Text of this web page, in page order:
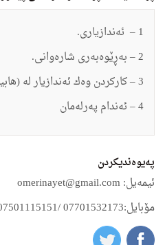
1 – ئه‌ندازیارى.
2 – به‌ڕێوه‌به‌رى شاره‌وانى.
3 – كاركردن وه‌ك ئه‌ندازیار له‌ (هابیتات + فاو).
4 – ئه‌ندام په‌رله‌مان
په‌یوه‌ندیكردن
ئیمه‌یل:
مۆبایل:07701532173 /07501115151